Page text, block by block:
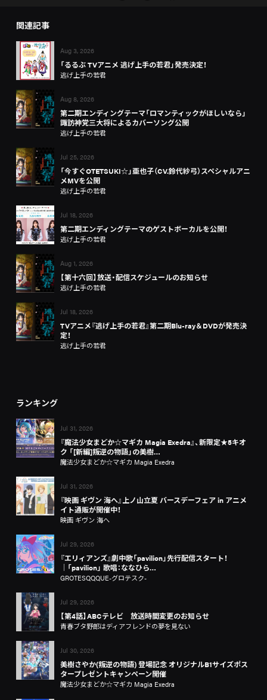
関連記事
Aug 3, 2026
「るるぶ TVアニメ 逃げ上手の若君」発売決定！
逃げ上手の若君
Aug 8, 2026
第二期エンディングテーマ「ロマンティックがほしいなら」
諏訪神党三大将によるカバーソング公開
逃げ上手の若君
Jul 25, 2026
「今すぐOTETSUKI☆」亜也子（CV.鈴代紗弓）スペシャルアニ
メMVを公開
逃げ上手の若君
Jul 18, 2026
第二期エンディングテーマのゲストボーカルを公開！
逃げ上手の若君
Aug 1, 2026
【第十六回】放送・配信スケジュールのお知らせ
逃げ上手の若君
Jul 18, 2026
TVアニメ『逃げ上手の若君』第二期Blu-ray＆DVDが発売決
定！
逃げ上手の若君
ランキング
Jul 31, 2026
『魔法少女まどか☆マギカ Magia Exedra』、新限定★5キオ
ク 「[新編]叛逆の物語」の美樹…
魔法少女まどか☆マギカ Magia Exedra
Jul 31, 2026
『映画 ギヴン 海へ』上ノ山立夏 バースデーフェア in アニメ
イト通販が開催中！
映画 ギヴン 海へ
Jul 29, 2026
『エリィアンズ』劇中歌「pavilion」先行配信スタート！
│「pavilion」 歌唱：ななひら…
GROTESQQQUE-グロテスク-
Jul 29, 2026
【第4話】ABCテレビ 放送時間変更のお知らせ
青春ブタ野郎はディアフレンドの夢を見ない
Jul 30, 2026
美樹さやか(叛逆の物語) 登場記念 オリジナルB1サイズポス
タープレゼントキャンペーン開催
魔法少女まどか☆マギカ Magia Exedra